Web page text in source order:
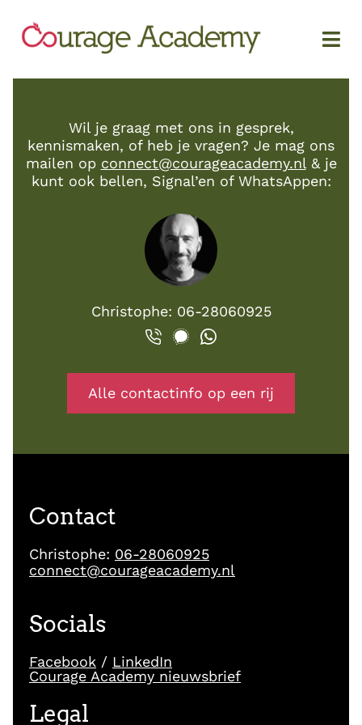
Wil je graag met ons in gesprek,
kennismaken, of heb je vragen? Je mag ons
mailen op connect@courageacademy.nl& je
kunt ook bellen, Signal’en of WhatsAppen:
Christophe: 06-28060925
Alle contactinfo op een rij
Contact
Christophe: 06-28060925
connect@courageacademy.nl
Socials
Facebook / LinkedIn
Courage Academy nieuwsbrief
Legal